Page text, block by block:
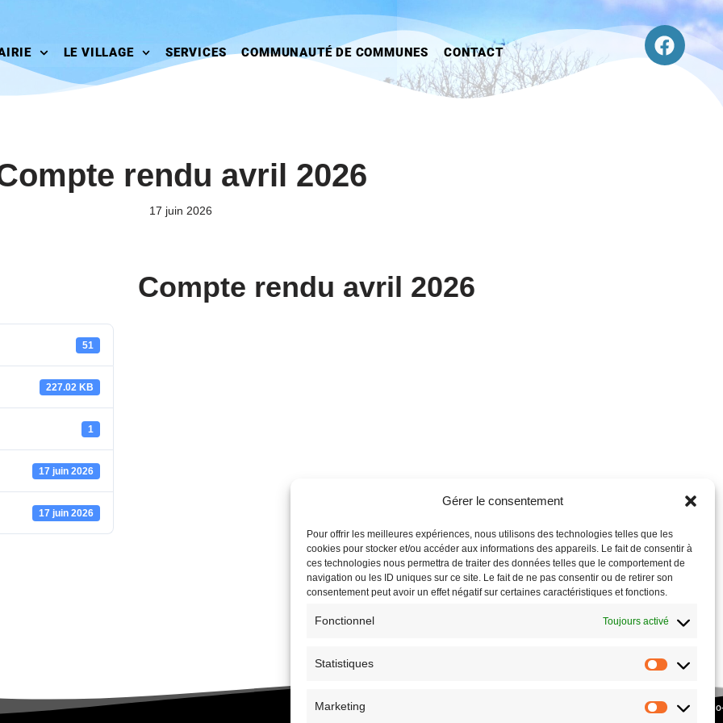
Gérer le consentement
Pour offrir les meilleures expériences, nous utilisons des technologies telles que les
cookies pour stocker et/ou accéder aux informations des appareils. Le fait de consentir à
ces technologies nous permettra de traiter des données telles que le comportement de
navigation ou les ID uniques sur ce site. Le fait de ne pas consentir ou de retirer son
consentement peut avoir un effet négatif sur certaines caractéristiques et fonctions.
Fonctionnel Toujours activé
Statistiques
Marketing
LE VILLAGE SERVICES COMMUNAUTÉ DE COMMUNES CONTACT
rendu avril 2026
17 juin 2026
51
227.02 KB
1
17 juin 2026
17 juin 2026
Compte rendu avril 2026
ASSOCIATION CULTURE